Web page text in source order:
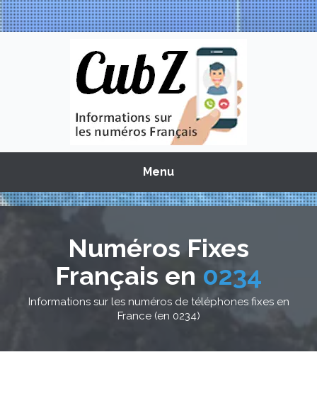
Menu
Numéros Fixes
Français en 0234
Informations sur les numéros de téléphones fixes en
France (en 0234)